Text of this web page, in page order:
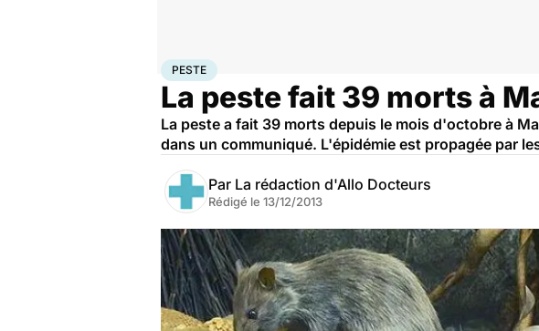
AccueilSanté
PESTE
La peste fait 39 morts à
La peste a fait 39 morts depuis le mois d'octobre à
dans un communiqué. L'épidémie est propagée par
Par La rédaction d'Allo Docteurs
Rédigé le 13/12/2013